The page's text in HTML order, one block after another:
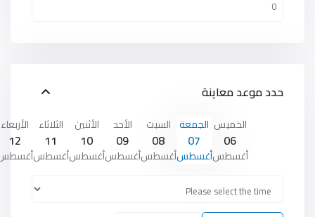
حدد موعد معاينة
الخميس
06
أغسطس
الجمعة
07
أغسطس
السبت
08
أغسطس
الأحد
09
أغسطس
الأثنين
10
أغسطس
الثلاثاء
11
أغسطس
الأربعاء
12